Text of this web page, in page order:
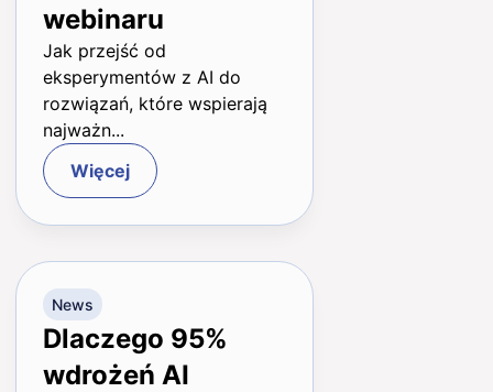
webinaru
Jak przejść od
eksperymentów z AI do
rozwiązań, które wspierają
najważn...
Więcej
News
Dlaczego 95%
wdrożeń AI